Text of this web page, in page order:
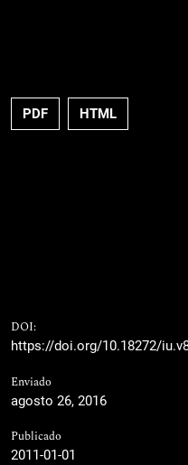
PDF HTML
DOI:
https://doi.org/10.18272/
Enviado
agosto 26, 2016
Publicado
2011-01-01